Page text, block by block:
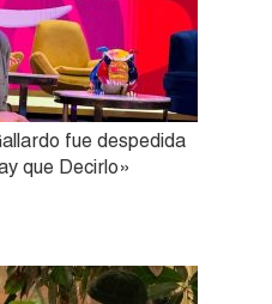
fue despedida
que Decirlo»